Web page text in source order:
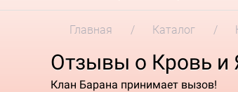
Главная Каталог
Отзывы о Кровь и
Клан Барана принимает вызов!